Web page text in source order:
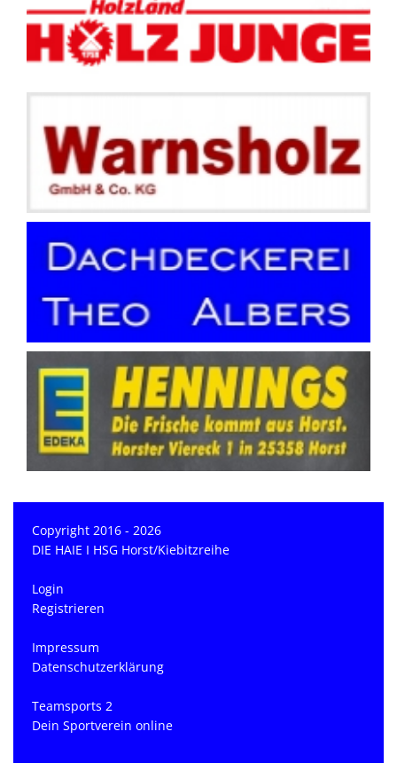
Copyright 2016 - 2026
DIE HAIE I HSG Horst/Kiebitzreihe
Login
Registrieren
Impressum
Datenschutzerklärung
Teamsports 2
Dein Sportverein online